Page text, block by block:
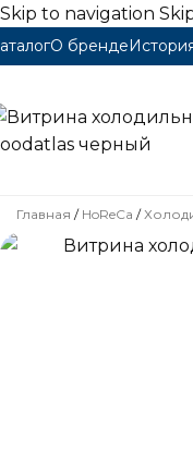
Skip to navigation
О бренде
Главная / HoReCa /